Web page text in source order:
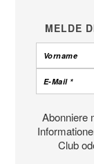
MELDE
Abonniere
Club